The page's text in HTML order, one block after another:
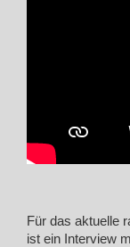
Für das aktuelle
ist ein Interview